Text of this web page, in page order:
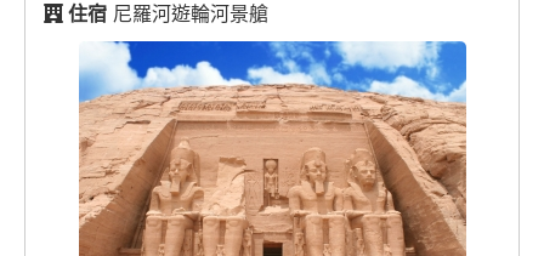
住宿 尼羅河遊輪河景艙